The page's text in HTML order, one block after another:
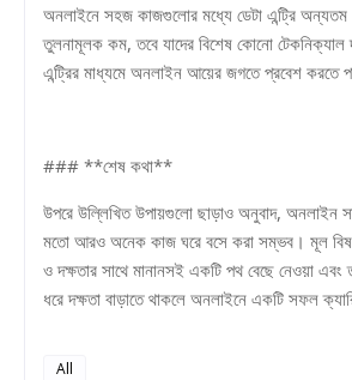
অনলাইনে সহজ কাজগুলোর মধ্যে ডেটা এন্ট্রি
তুলনামূলক কম, তবে যাদের বিশেষ কোনো টেকনিক্যাল
এন্ট্রির মাধ্যমে অনলাইন আয়ের জগতে প্রবেশ করতে
### **শেষ কথা**
উপরে উল্লিখিত উপায়গুলো ছাড়াও অনুবাদ, অনলাইন
মতো আরও অনেক কাজ ঘরে বসে করা সম্ভব। মূল
ও দক্ষতার সাথে মানানসই একটি পথ বেছে নেওয়া এবং
ধরে দক্ষতা বাড়াতে থাকলে অনলাইনে একটি সফল
All